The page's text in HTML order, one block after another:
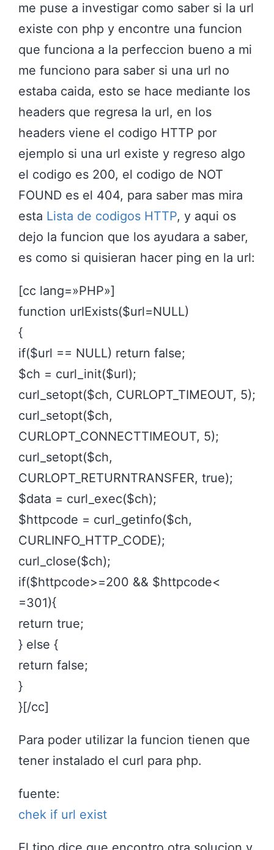
me puse a investigar como saber si la url
existe con php y encontre una funcion
que funciona a la perfeccion bueno a mi
me funciono para saber si una url no
estaba caida, esto se hace mediante los
headers que regresa la url, en los
headers viene el codigo HTTP por
ejemplo si una url existe y regreso algo
el codigo es 200, el codigo de NOT
FOUND es el 404, para saber mas mira
esta Lista de codigos HTTP, y aqui os
dejo la funcion que los ayudara a saber,
es como si quisieran hacer ping en la url:
[cc lang=»PHP»]
function urlExists($url=NULL)
{
if($url == NULL) return false;
$ch = curl_init($url);
curl_setopt($ch, CURLOPT_TIMEOUT, 5);
curl_setopt($ch,
CURLOPT_CONNECTTIMEOUT, 5);
curl_setopt($ch,
CURLOPT_RETURNTRANSFER, true);
$data = curl_exec($ch);
$httpcode = curl_getinfo($ch,
CURLINFO_HTTP_CODE);
curl_close($ch);
if($httpcode>=200 && $httpcode<
=301){
return true;
} else {
return false;
}
}[/cc]
Para poder utilizar la funcion tienen que
tener instalado el curl para php.
fuente:
chek if url exist